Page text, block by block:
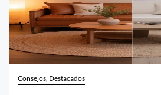
Consejos, Destacados